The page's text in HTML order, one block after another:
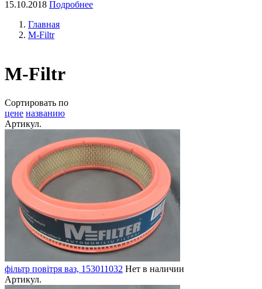
15.10.2018 Подробнее
Главная
М-Filtr
М-Filtr
Сортировать по
цене названию
Артикул.
фільтр повітря ваз, 153011032 Нет в наличии
Артикул.